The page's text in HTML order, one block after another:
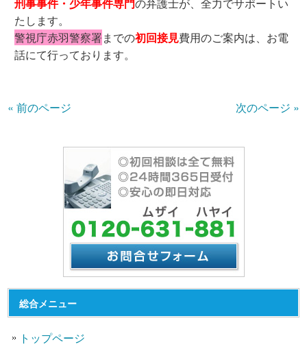
刑事事件・少年事件専門の弁護士が、全力でサポートい
たします。
警視庁赤羽警察署までの初回接見費用のご案内は、お電
話にて行っております。
« 前のページ 次のページ »
総合メニュー
トップページ